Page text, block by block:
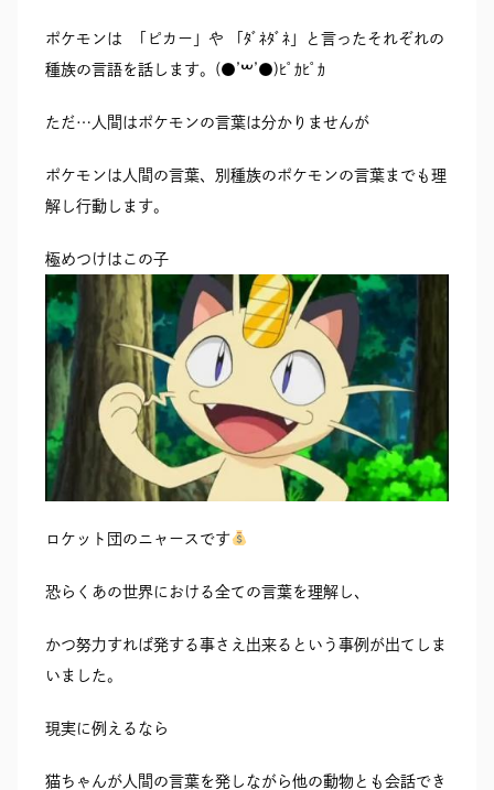
ポケモンは 「ピカー」や 「ﾀﾞﾈﾀﾞﾈ」と言ったそれぞれの
種族の言語を話します。(●’‎‎ࠔ’●)ﾋﾟｶﾋﾟｶ
ただ…人間はポケモンの言葉は分かりませんが
ポケモンは人間の言葉、別種族のポケモンの言葉までも理
解し行動します。
極めつけはこの子
ロケット団のニャースです
恐らくあの世界における全ての言葉を理解し、
かつ努力すれば発する事さえ出来るという事例が出てしま
いました。
現実に例えるなら
猫ちゃんが人間の言葉を発しながら他の動物とも会話でき